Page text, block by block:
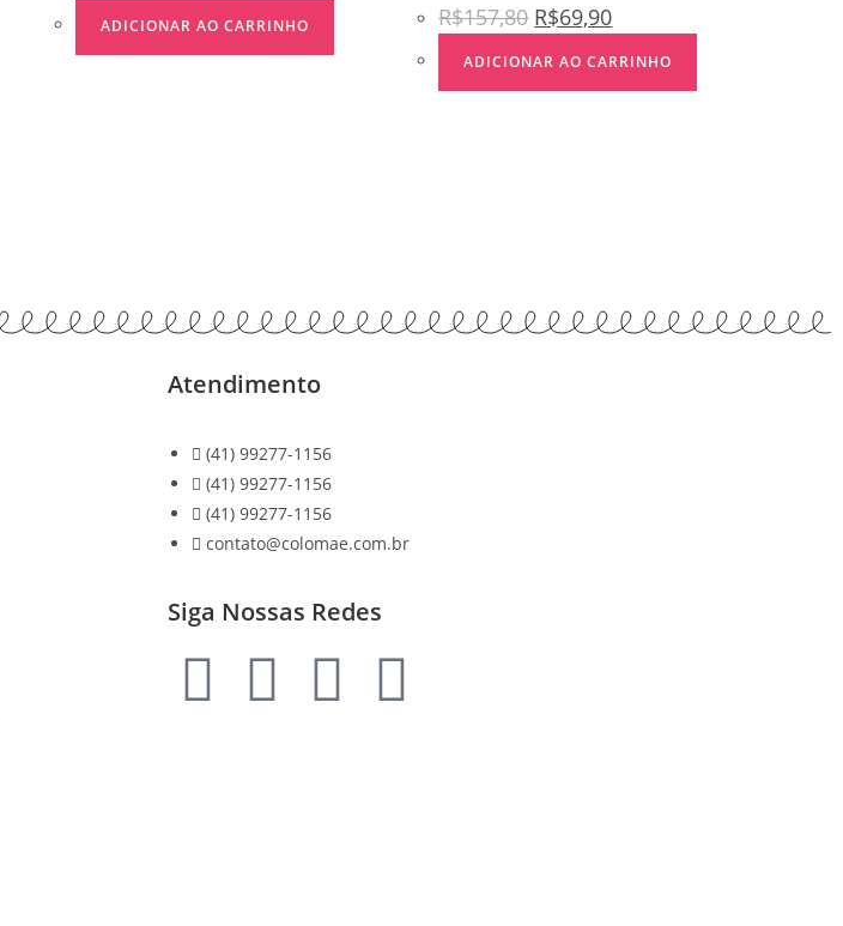
ADICIONAR AO CARRINHO R$157,80 R$69,90
ADICIONAR AO CARRINHO
Atendimento
(41) 99277-1156
(41) 99277-1156
(41) 99277-1156
contato@colomae.com.br
Siga Nossas Redes